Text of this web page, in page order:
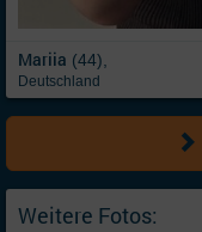
Mariia (44),
Deutschland
Weitere Fotos: